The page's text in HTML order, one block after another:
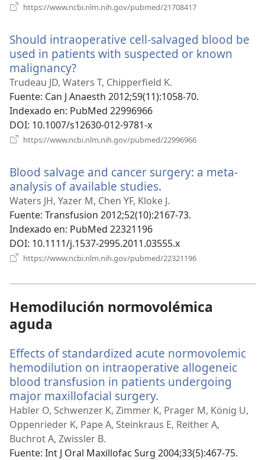
https://www.ncbi.nlm.nih.gov/pubmed/21708417
ventana)
Should intraoperative cell-salvaged blood be
used in patients with suspected or known
malignancy?
una
nueva
ventana)
Trudeau JD, Waters T, Chipperfield K.
Fuente‎: Can J Anaesth 2012;59(11):1058-70.
Indexado en‎: PubMed 22996966
DOI‎: 10.1007/s12630-012-9781-x
https://www.ncbi.nlm.nih.gov/pubmed/22996966
ventana)
Blood salvage and cancer surgery: a meta-
analysis of available studies.
una
nueva
Waters JH, Yazer M, Chen YF, Kloke J.
Fuente‎: Transfusion 2012;52(10):2167-73.
Indexado en‎: PubMed 22321196
DOI‎: 10.1111/j.1537-2995.2011.03555.x
https://www.ncbi.nlm.nih.gov/pubmed/22321196
Hemodilución normovolémica
aguda
Effects of standardized acute normovolemic
hemodilution on intraoperative allogeneic
blood transfusion in patients undergoing
major maxillofacial surgery.
una
nueva
Habler O, Schwenzer K, Zimmer K, Prager M, König U,
Oppenrieder K, Pape A, Steinkraus E, Reither A,
Buchrot A, Zwissler B.
Fuente‎: Int J Oral Maxillofac Surg 2004;33(5):467-75.